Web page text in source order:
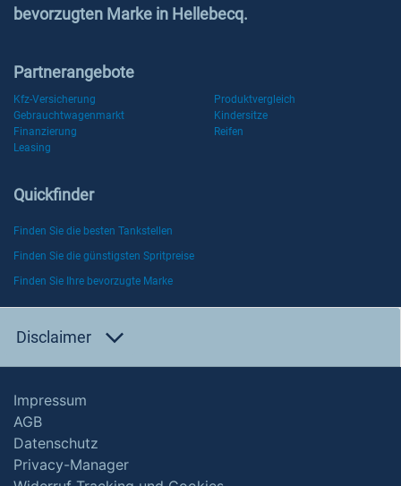
bevorzugten Marke in Hellebecq.
Partnerangebote
Kfz-Versicherung
Produktvergleich
Gebrauchtwagenmarkt
Kindersitze
Finanzierung
Reifen
Leasing
Quickfinder
Finden Sie die besten Tankstellen
Finden Sie die günstigsten Spritpreise
Finden Sie Ihre bevorzugte Marke
Disclaimer
Impressum
AGB
Datenschutz
Privacy-Manager